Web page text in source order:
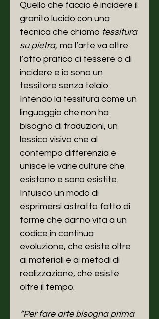
Quello che faccio è incidere il
granito lucido con una
tecnica che chiamo tessitura
su pietra, ma l’arte va oltre
l’atto pratico di tessere o di
incidere e io sono un
tessitore senza telaio.
Intendo la tessitura come un
linguaggio che non ha
bisogno di traduzioni, un
lessico visivo che al
contempo differenzia e
unisce le varie culture che
esistono e sono esistite.
Intuisco un modo di
esprimersi astratto fatto di
forme che danno vita a un
codice in continua
evoluzione, che esiste oltre
ai materiali e ai metodi di
realizzazione, che esiste
oltre il tempo.
“Per fare arte bisogna prima